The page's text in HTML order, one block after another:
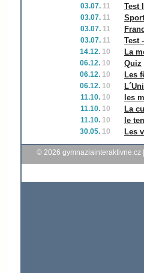
03.07. 11 Test
03.07. 11 Sport
03.07. 11
03.07. 11 Test
14.12. 10 La
06.12. 10 Quiz
06.12. 10 Les
06.12. 10
11.10. 10 les
11.10. 10 La
11.10. 10 le
30.05. 10 Les
© 2026 gymnaziainteraktivne.cz